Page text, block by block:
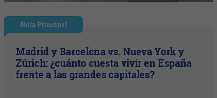
Nota Principal
Madrid y Barcelona vs. Nueva York y
Zúrich: ¿cuánto cuesta vivir en España
frente a las grandes capitales?